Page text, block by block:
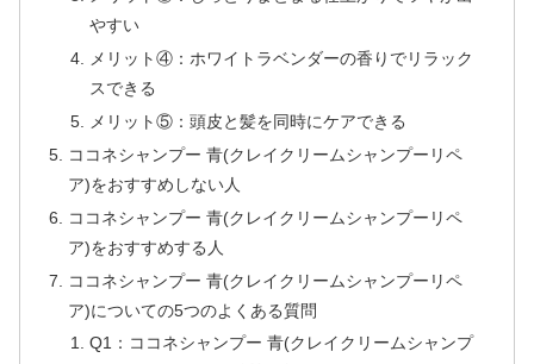
やすい
メリット④：ホワイトラベンダーの香りでリラック
スできる
メリット⑤：頭皮と髪を同時にケアできる
ココネシャンプー 青(クレイクリームシャンプーリペ
ア)をおすすめしない人
ココネシャンプー 青(クレイクリームシャンプーリペ
ア)をおすすめする人
ココネシャンプー 青(クレイクリームシャンプーリペ
ア)についての5つのよくある質問
Q1：ココネシャンプー 青(クレイクリームシャンプ